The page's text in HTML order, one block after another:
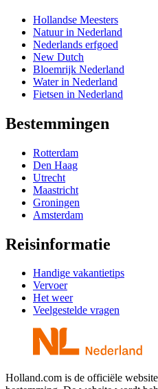
Hollandse Meesters
Natuur in Nederland
Nederlands erfgoed
New Dutch
Bloemrijk Nederland
Water in Nederland
Fietsen in Nederland
Bestemmingen
Rotterdam
Den Haag
Utrecht
Maastricht
Groningen
Amsterdam
Reisinformatie
Handige vakantietips
Vervoer
Het weer
Veelgestelde vragen
Holland.com is de officiële